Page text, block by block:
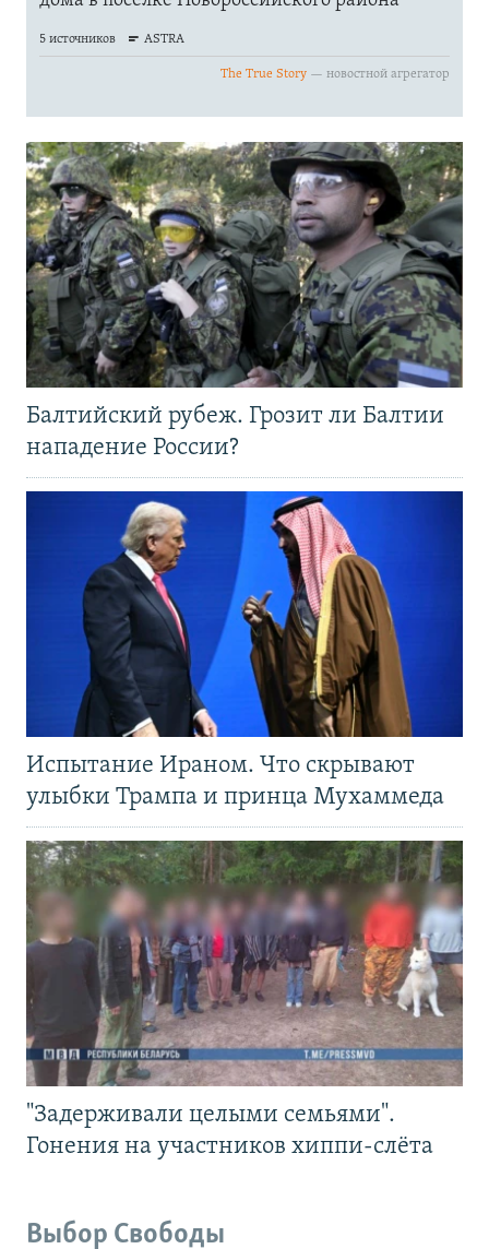
Балтийский рубеж. Грозит ли Балтии
нападение России?
Испытание Ираном. Что скрывают
улыбки Трампа и принца Мухаммеда
"Задерживали целыми семьями".
Гонения на участников хиппи-слёта
Выбор Свободы